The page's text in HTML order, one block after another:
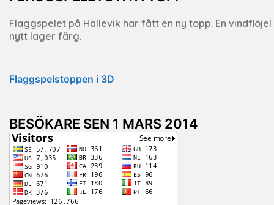
Flaggspelet på Hällevik har fått en ny topp. En
nytt lager färg.
Flaggspelstoppen i 3D
BESÖKARE SEN 1 MARS 2014